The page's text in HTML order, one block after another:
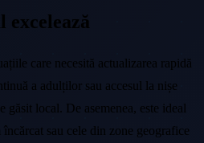
excelează
care necesită actualizarea rapidă
a adulților sau accesul la nișe
găsit local. De asemenea, este ideal
sau cele din zone geografice